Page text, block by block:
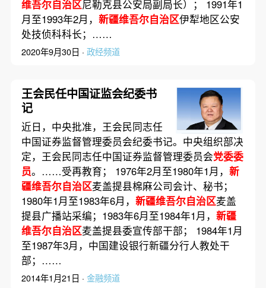
维吾尔自治区尼勒克县公安局副局长）； 1991年1
月至1993年2月， 新疆维吾尔自治区伊犁地区公安
处技侦科科长；……
2020年9月30日 · 政经频道
王会民任中国证监会纪委书
记
近日，中央批准，王会民同志任
中国证券监督管理委员会纪委书记。中央组织部决
定，王会民同志任中国证券监督管理委员会党委委
员。……受再教育； 1976年2月至1980年1月， 新
疆维吾尔自治区麦盖提县棉麻公司会计、秘书；
1980年1月至1983年6月， 新疆维吾尔自治区麦盖
提县广播站采编；1983年6月至1984年1月， 新疆
维吾尔自治区麦盖提县委宣传部干部； 1984年1月
至1987年3月，中国建设银行新疆分行人教处干
部；……
2014年1月21日 · 金融频道